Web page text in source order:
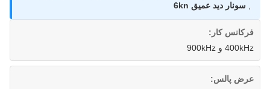
سونار دید عمیق 6kn
فرکانس کار:
400kHz و 900kHz
عرض پالس: